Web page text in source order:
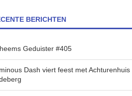
BERICHTEN
Geduister #405
Dash viert feest met Achturenhuis